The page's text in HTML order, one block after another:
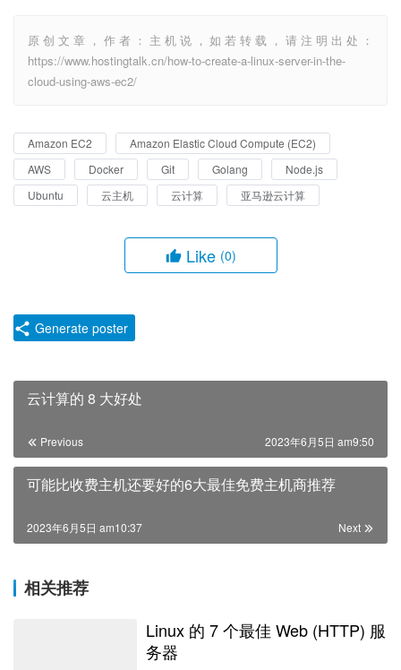
原创文章，作者：主机说，如若转载，请注明出处：
https://www.hostingtalk.cn/how-to-create-a-linux-server-in-the-
cloud-using-aws-ec2/
Amazon EC2
Amazon Elastic Cloud Compute (EC2)
AWS
Docker Git Golang
Node.js
Ubuntu
云主机 云计算 亚马逊云计算
Like (0)
Generate poster
云计算的 8 大好处
Previous 2023年6月5日 am9:50
可能比收费主机还要好的6大最佳免费主机商推荐
Next
2023年6月5日 am10:37
相关推荐
Linux 的 7 个最佳 Web (HTTP) 服
务器